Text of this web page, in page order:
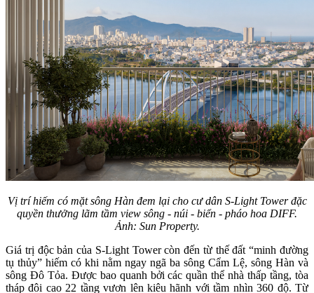
Vị trí hiếm có mặt sông Hàn đem lại cho cư dân S-Light Tower đặc
quyền thưởng lãm tầm view sông - núi - biển - pháo hoa DIFF.
Ảnh: Sun Property.
Giá trị độc bản của S-Light Tower còn đến từ thế đất “minh đường
tụ thủy” hiếm có khi nằm ngay ngã ba sông Cẩm Lệ, sông Hàn và
sông Đô Tỏa. Được bao quanh bởi các quần thể nhà thấp tầng, tòa
tháp đôi cao 22 tầng vươn lên kiêu hãnh với tầm nhìn 360 độ. Từ